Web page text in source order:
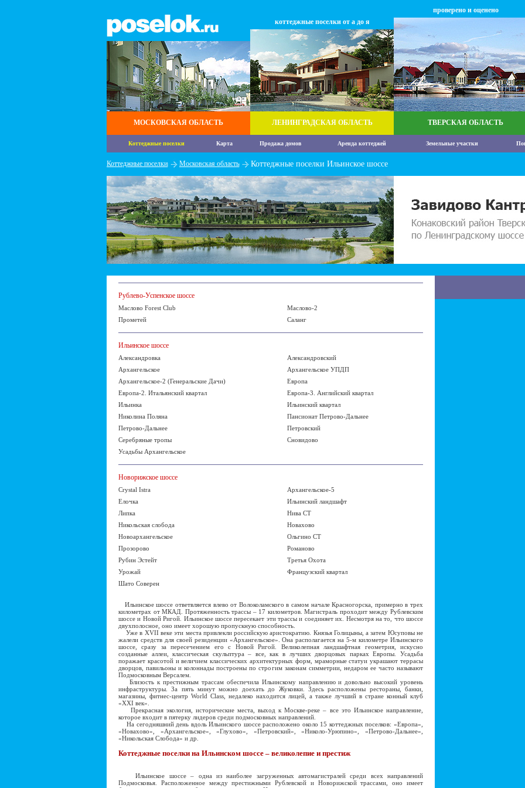
МОСКОВСКАЯ ОБЛАСТЬ
коттеджные поселки от а до я
ЛЕНИНГРАДСКАЯ ОБЛАСТЬ
проверено и оценено
ТВЕРСКАЯ ОБЛАСТЬ
Коттеджные поселки Карта Продажа домов Аренда коттеджей Земельные участки
Коттеджные поселки Московская область Коттеджные поселки Ильинское шоссе
Рублево-Успенское шоссе
Маслово Forest Club
Маслово-2
Прометей
Саланг
Ильинское шоссе
Александровка
Александровский
Архангельское
Архангельское УПДП
Архангельское-2 (Генеральские Дачи)
Европа
Европа-2. Итальянский квартал
Европа-3. Английский квартал
Ильинка
Ильинский квартал
Николина Поляна
Пансионат Петрово-Дальнее
Петрово-Дальнее
Петровский
Серебряные тропы
Сновидово
Усадьбы Архангельское
Новорижское шоссе
Crystal Istra
Архангельское-5
Елочка
Ильинский ландшафт
Липка
Нива СТ
Никольская слобода
Новахово
Новоархангельское
Ольгино СТ
Прозорово
Романово
Рубин Эстейт
Третья Охота
Урожай
Французский квартал
Шато Соверен
Ильинское шоссе ответвляется влево от Волоколамского в самом начале Красногорска, примерно в трех
километрах от МКАД. Протяженность трассы – 17 километров. Магистраль проходит между Рублевским
шоссе и Новой Ригой. Ильинское шоссе пересекает эти трассы и соединяет их. Несмотря на то, что шоссе
двухполосное, оно имеет хорошую пропускную способность.
Уже в XVII веке эти места привлекли российскую аристократию. Князья Голицыны, а затем Юсуповы не
жалели средств для своей резиденции «Архангельское». Она располагается на 5-м километре Ильинского
шоссе, сразу за пересечением его с Новой Ригой. Великолепная ландшафтная геометрия, искусно
созданные аллеи, классическая скульптура – все, как в лучших дворцовых парках Европы. Усадьба
поражает красотой и величием классических архитектурных форм, мраморные статуи украшают террасы
дворцов, павильоны и колоннады построены по строгим законам симметрии, недаром ее часто называют
Подмосковным Версалем.
Близость к престижным трассам обеспечила Ильинскому направлению и довольно высокий уровень
инфраструктуры. За пять минут можно доехать до Жуковки. Здесь расположены рестораны, банки,
магазины, фитнес-центр World Class, недалеко находится лицей, а также лучший в стране конный клуб
«XXI век».
Прекрасная экология, исторические места, выход к Москве-реке – все это Ильинское направление,
которое входит в пятерку лидеров среди подмосковных направлений.
На сегодняшний день вдоль Ильинского шоссе расположено около 15 коттеджных поселков: «Европа»,
«Новахово», «Архангельское», «Глухово», «Петровский», «Николо-Урюпино», «Петрово-Дальнее»,
«Никольская Слобода» и др.
Коттеджные поселки на Ильинском шоссе – великолепие и престиж
Ильинское шоссе – одна из наиболее загруженных автомагистралей среди всех направлений
Подмосковья. Расположенное между престижными Рублевской и Новорижской трассами, оно имеет